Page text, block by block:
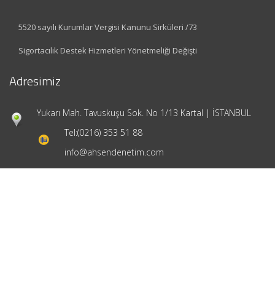
5520 sayılı Kurumlar Vergisi Kanunu Sirküleri /73
Sigortacılık Destek Hizmetleri Yönetmeliği Değişti
Adresimiz
Yukarı Mah. Tavuskuşu Sok. No 1/13 Kartal | İSTANBUL
Tel:(0216) 353 51 88
info@ahsendenetim.com